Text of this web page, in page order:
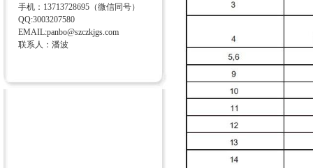
手机：13713728695（微信同号）
QQ:3003207580
EMAIL:panbo@szczkjgs.com
联系人：潘波